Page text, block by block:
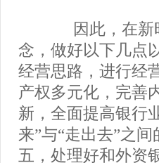
因此，在新时
念，做好以下几点
经营思路，进行经
产权多元化，完善
新，全面提高银行
来”与“走出去”之
五，处理好和外资